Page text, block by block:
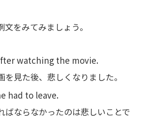
文をみてみましょう。
watching the movie.
を見た後、悲しくなりました。
had to leave.
ばならなかったのは悲しいことで